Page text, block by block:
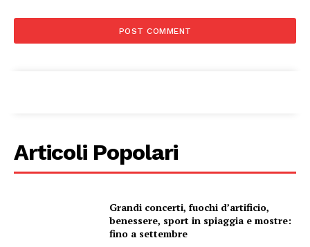
Articoli Popolari
Grandi concerti, fuochi d’artificio,
benessere, sport in spiaggia e mostre:
fino a settembre